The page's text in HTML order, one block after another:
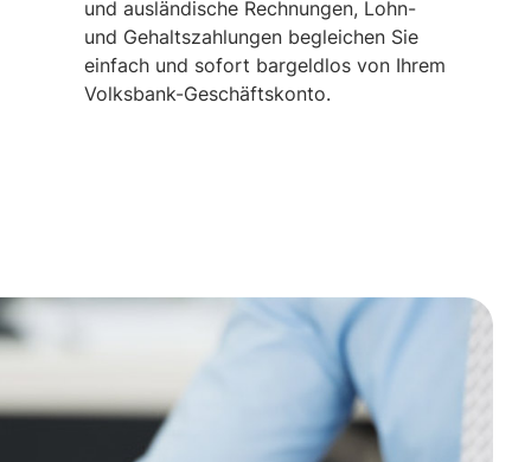
und ausländische Rechnungen, Lohn-
und Gehaltszahlungen begleichen Sie
einfach und sofort bargeldlos von Ihrem
Volksbank-Geschäftskonto.